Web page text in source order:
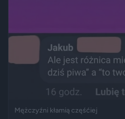
Mężczyźni kłamią częśćiej